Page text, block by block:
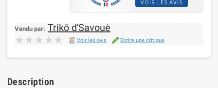
VOIR LES AVIS
Vendu par: Trikô d'Savouè
★★★★★
★★★★★ Voir les avis Ecrire une critique
Description